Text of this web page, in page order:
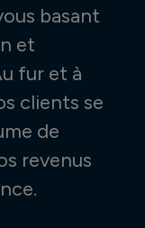
basant
et
fur et à
clients se
de
revenus